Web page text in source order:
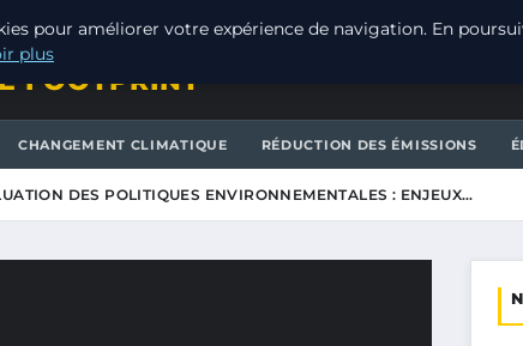
FOOTPRINT
CHANGEMENT CLIMATIQUE RÉDUCTION DES ÉMISSIONS
DES POLITIQUES ENVIRONNEMENTALES : ENJEUX…
pour améliorer votre expérience de navigation. En
plus